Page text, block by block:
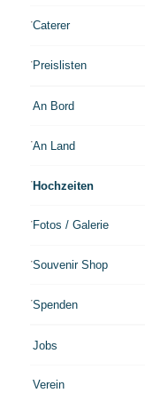
Caterer
Preislisten
An Bord
An Land
Hochzeiten
Fotos / Galerie
Souvenir Shop
Spenden
Jobs
Verein